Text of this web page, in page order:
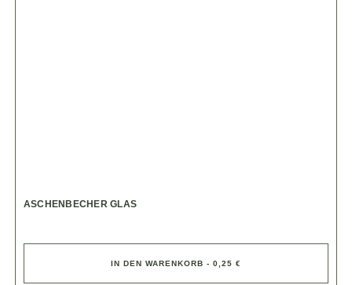
ASCHENBECHER GLAS
IN DEN WARENKORB - 0,25 €